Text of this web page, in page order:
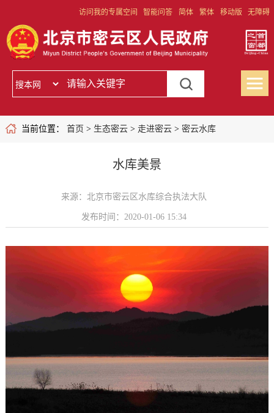
访问我的专属空间 智能问答 简体 繁体 移动版 无障碍
当前位置： 首页 > 生态密云> 走进密云> 密云水库
水库美景
来源：北京市密云区水库综合执法大队
发布时间：2020-01-06 15:34